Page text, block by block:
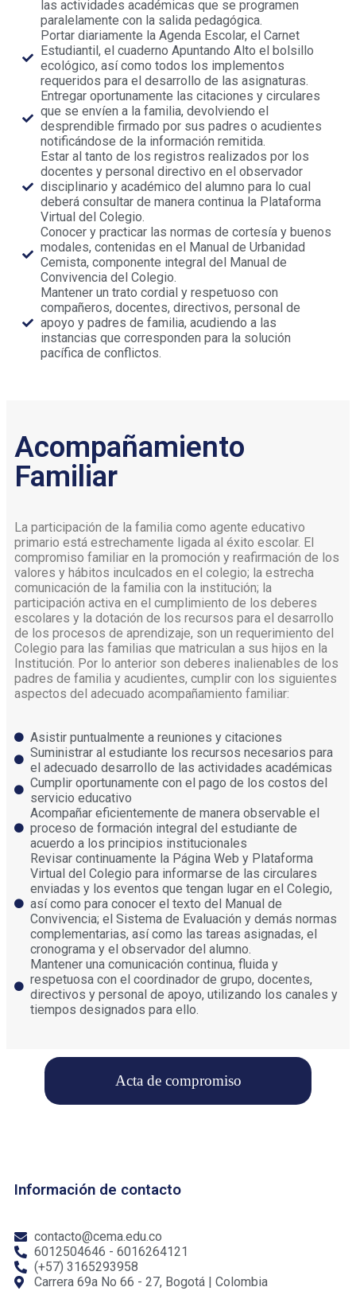
las actividades académicas que se programen
paralelamente con la salida pedagógica.
Portar diariamente la Agenda Escolar, el Carnet
Estudiantil, el cuaderno Apuntando Alto el bolsillo
ecológico, así como todos los implementos
requeridos para el desarrollo de las asignaturas.
Entregar oportunamente las citaciones y circulares
que se envíen a la familia, devolviendo el
desprendible firmado por sus padres o acudientes
notificándose de la información remitida.
Estar al tanto de los registros realizados por los
docentes y personal directivo en el observador
disciplinario y académico del alumno para lo cual
deberá consultar de manera continua la Plataforma
Virtual del Colegio.
Conocer y practicar las normas de cortesía y buenos
modales, contenidas en el Manual de Urbanidad
Cemista, componente integral del Manual de
Convivencia del Colegio.
Mantener un trato cordial y respetuoso con
compañeros, docentes, directivos, personal de
apoyo y padres de familia, acudiendo a las
instancias que corresponden para la solución
pacífica de conflictos.
Acompañamiento
Familiar
La participación de la familia como agente educativo
primario está estrechamente ligada al éxito escolar. El
compromiso familiar en la promoción y reafirmación de los
valores y hábitos inculcados en el colegio; la estrecha
comunicación de la familia con la institución; la
participación activa en el cumplimiento de los deberes
escolares y la dotación de los recursos para el desarrollo
de los procesos de aprendizaje, son un requerimiento del
Colegio para las familias que matriculan a sus hijos en la
Institución. Por lo anterior son deberes inalienables de los
padres de familia y acudientes, cumplir con los siguientes
aspectos del adecuado acompañamiento familiar:
Asistir puntualmente a reuniones y citaciones
Suministrar al estudiante los recursos necesarios para
el adecuado desarrollo de las actividades académicas
Cumplir oportunamente con el pago de los costos del
servicio educativo
Acompañar eficientemente de manera observable el
proceso de formación integral del estudiante de
acuerdo a los principios institucionales
Revisar continuamente la Página Web y Plataforma
Virtual del Colegio para informarse de las circulares
enviadas y los eventos que tengan lugar en el Colegio,
así como para conocer el texto del Manual de
Convivencia; el Sistema de Evaluación y demás normas
complementarias, así como las tareas asignadas, el
cronograma y el observador del alumno.
Mantener una comunicación continua, fluida y
respetuosa con el coordinador de grupo, docentes,
directivos y personal de apoyo, utilizando los canales y
tiempos designados para ello.
Acta de compromiso
Información de contacto
contacto@cema.edu.co
6012504646 - 6016264121
(+57) 3165293958
Carrera 69a No 66 - 27, Bogotá | Colombia